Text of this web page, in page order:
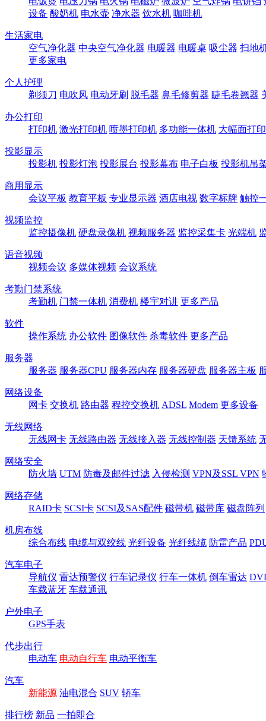
设备 酸奶机 电水壶 净水器 饮水机 咖啡机
生活家电
空气净化器 中央空气净化器 电暖器 电暖桌 吸尘器 扫地
更多家电
个人护理
剃须刀 电吹风 电动牙刷 脱毛器 鼻毛修剪器 睫毛卷翘器
办公打印
打印机 激光打印机 喷墨打印机 多功能一体机 大幅面打
投影显示
投影机 投影灯泡 投影展台 投影幕布 电子白板 投影机吊
商用显示
会议平板 教育平板 专业显示器 酒店电视 数字标牌 触控
视频监控
监控摄像机 硬盘录像机 视频服务器 监控采集卡 光端机
语音视频
视频会议 多媒体视频 会议系统
考勤门禁系统
考勤机 门禁一体机 消费机 楼宇对讲 更多产品
软件
操作系统 办公软件 图像软件 杀毒软件 更多产品
服务器
服务器 服务器CPU 服务器内存 服务器硬盘 服务器主板
网络设备
网卡 交换机 路由器 程控交换机 ADSL Modem 更多设备
无线网络
无线网卡 无线路由器 无线接入器 无线控制器 天馈系统
网络安全
防火墙 UTM 防毒及邮件过滤 入侵检测 VPN及SSL VPN
网络存储
RAID卡 SCSI卡 SCSI及SAS配件 磁带机 磁带库 磁盘阵列
机房布线
综合布线 电缆与双绞线 光纤设备 光纤线缆 防雷产品
汽车电子
导航仪 雷达预警仪 行车记录仪 行车一体机 倒车雷达
车载蓝牙 车载通讯
户外电子
GPS手表
代步出行
电动车 电动自行车 电动平衡车
汽车
新能源 油电混合 SUV 轿车
排行榜 新品 一拍即合